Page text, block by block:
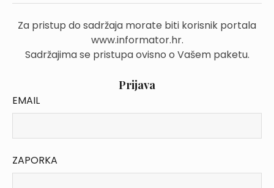
Za pristup do sadržaja morate biti korisnik portala
www.informator.hr.
Sadržajima se pristupa ovisno o Vašem paketu.
Prijava
EMAIL
ZAPORKA